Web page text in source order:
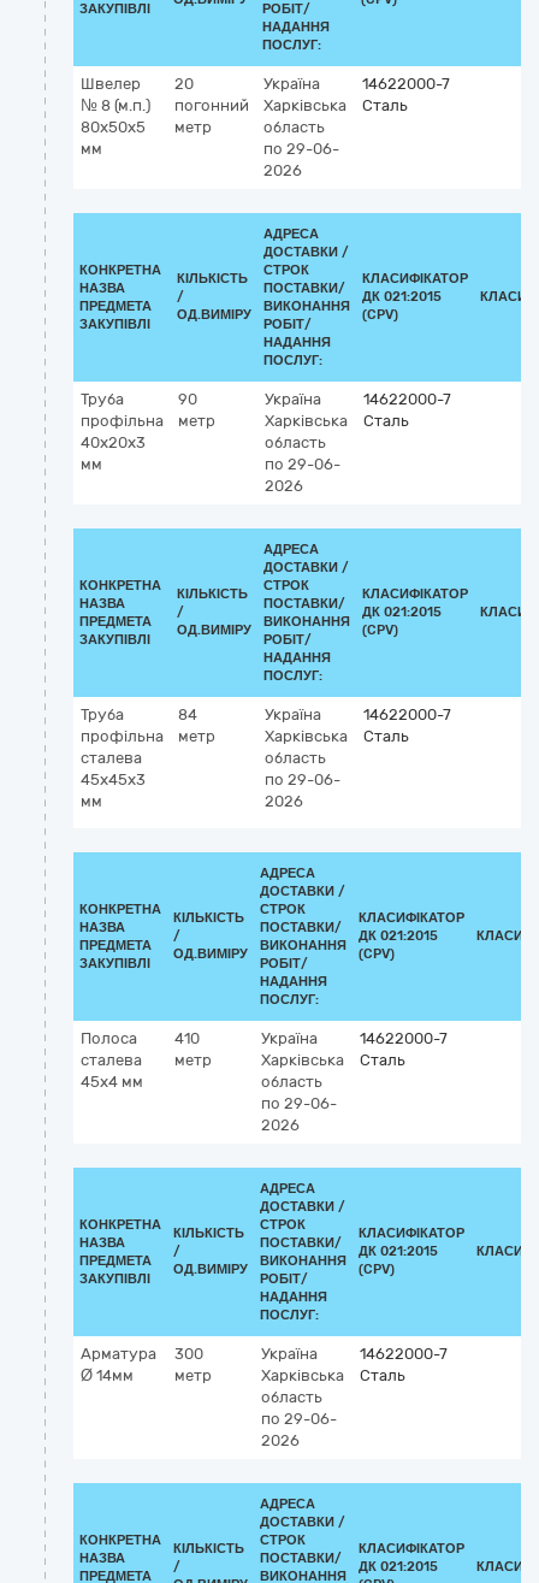
ЗАКУПІВЛІ
РОБІТ/
НАДАННЯ
ПОСЛУГ:
Швелер
№ 8 (м.п.)
80х50х5
мм
20
погонний
метр
Україна
Харківська
область
по 29-06-
2026
14622000-7
Сталь
КОНКРЕТНА
НАЗВА
ПРЕДМЕТА
ЗАКУПІВЛІ
КІЛЬКІСТЬ
/
ОД.ВИМІРУ
АДРЕСА
ДОСТАВКИ /
СТРОК
ПОСТАВКИ/
ВИКОНАННЯ
РОБІТ/
НАДАННЯ
ПОСЛУГ:
КЛАСИФІКАТОР
ДК 021:2015
(CPV)
Труба
профільна
40х20х3
мм
90
метр
Україна
Харківська
область
по 29-06-
2026
14622000-7
Сталь
КОНКРЕТНА
НАЗВА
ПРЕДМЕТА
ЗАКУПІВЛІ
КІЛЬКІСТЬ
/
ОД.ВИМІРУ
АДРЕСА
ДОСТАВКИ /
СТРОК
ПОСТАВКИ/
ВИКОНАННЯ
РОБІТ/
НАДАННЯ
ПОСЛУГ:
КЛАСИФІКАТОР
ДК 021:2015
(CPV)
Труба
профільна
сталева
45х45х3
мм
84
метр
Україна
Харківська
область
по 29-06-
2026
14622000-7
Сталь
КОНКРЕТНА
НАЗВА
ПРЕДМЕТА
ЗАКУПІВЛІ
КІЛЬКІСТЬ
/
ОД.ВИМІРУ
АДРЕСА
ДОСТАВКИ /
СТРОК
ПОСТАВКИ/
ВИКОНАННЯ
РОБІТ/
НАДАННЯ
ПОСЛУГ:
КЛАСИФІКАТОР
ДК 021:2015
(CPV)
Полоса
сталева
45х4 мм
410
метр
Україна
Харківська
область
по 29-06-
2026
14622000-7
Сталь
КОНКРЕТНА
НАЗВА
ПРЕДМЕТА
ЗАКУПІВЛІ
КІЛЬКІСТЬ
/
ОД.ВИМІРУ
АДРЕСА
ДОСТАВКИ /
СТРОК
ПОСТАВКИ/
ВИКОНАННЯ
РОБІТ/
НАДАННЯ
ПОСЛУГ:
КЛАСИФІКАТОР
ДК 021:2015
(CPV)
Арматура
Ø 14мм
300
метр
Україна
Харківська
область
по 29-06-
2026
14622000-7
Сталь
КОНКРЕТНА
НАЗВА
ПРЕДМЕТА
КІЛЬКІСТЬ
/
АДРЕСА
ДОСТАВКИ /
СТРОК
ПОСТАВКИ/
ВИКОНАННЯ
КЛАСИФІКАТОР
ДК 021:2015